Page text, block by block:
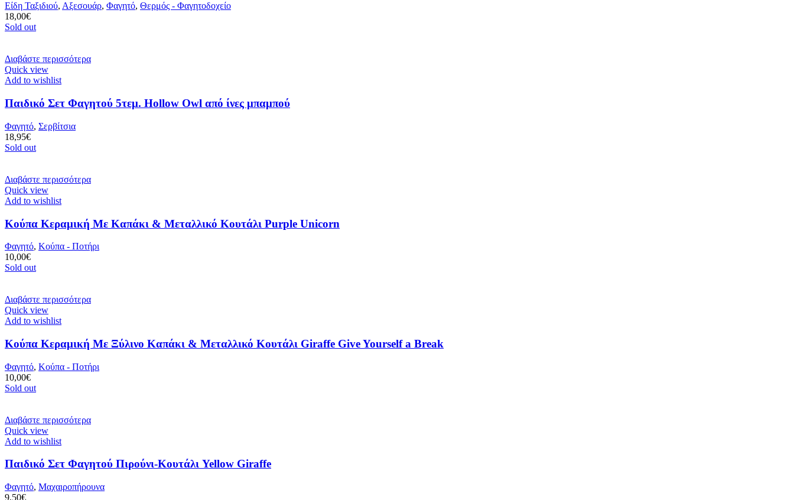
Είδη Ταξιδιού, Αξεσουάρ, Φαγητό, Θερμός - Φαγητοδοχείο
18,00€
Sold out
Διαβάστε περισσότερα
Quick view
Add to wishlist
Παιδικό Σετ Φαγητού 5τεμ. Hollow Owl από ίνες μπαμπού
Φαγητό, Σερβίτσια
18,95€
Sold out
Διαβάστε περισσότερα
Quick view
Add to wishlist
Κούπα Κεραμική Με Καπάκι & Μεταλλικό Κουτάλι Purple Unicorn
Φαγητό, Κούπα - Ποτήρι
10,00€
Sold out
Διαβάστε περισσότερα
Quick view
Add to wishlist
Κούπα Κεραμική Με Ξύλινο Καπάκι & Μεταλλικό Κουτάλι Giraffe Give Yourself a Break
Φαγητό, Κούπα - Ποτήρι
10,00€
Sold out
Διαβάστε περισσότερα
Quick view
Add to wishlist
Παιδικό Σετ Φαγητού Πιρούνι-Κουτάλι Yellow Giraffe
Φαγητό, Μαχαιροπήρουνα
9,50€